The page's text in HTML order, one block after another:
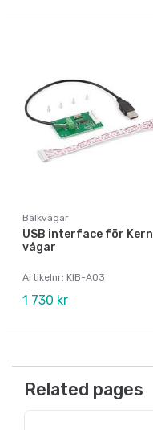
Balkvågar
USB interface för Kern
vågar
Artikelnr: KIB-A03
1 730 kr
Related pages